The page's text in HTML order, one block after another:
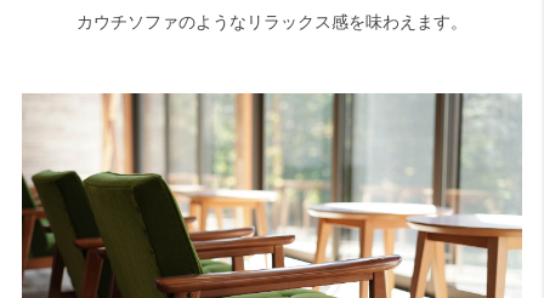
カウチソファのようなリラックス感を味わえます。